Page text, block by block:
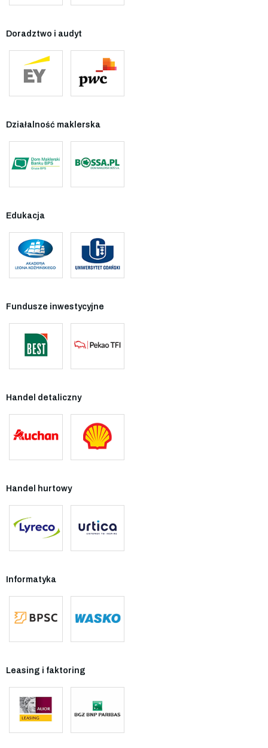
Doradztwo i audyt
Działalność maklerska
Edukacja
Fundusze inwestycyjne
Handel detaliczny
Handel hurtowy
Informatyka
Leasing i faktoring